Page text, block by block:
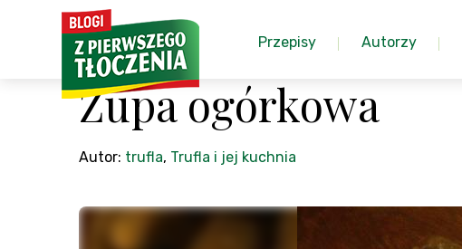
Przepisy Autorzy
Zupa ogórkowa
Autor: trufla, Trufla i jej kuchnia